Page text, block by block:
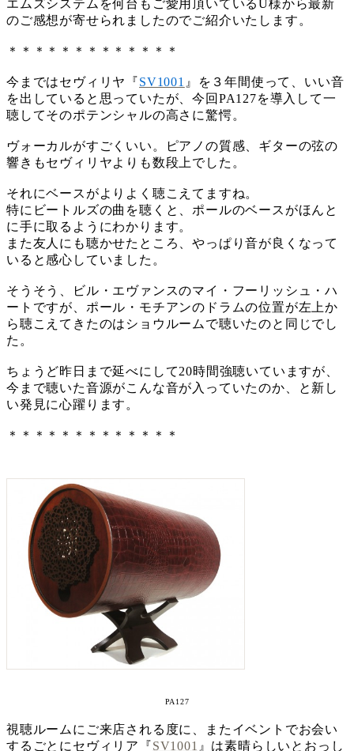
エムズシステムを何台もご愛用頂いているU様から最新
のご感想が寄せられましたのでご紹介いたします。
＊＊＊＊＊＊＊＊＊＊＊＊＊
今まではセヴィリヤ『SV1001 』を３年間使って、いい音
を出していると思っていたが、今回PA127を導入して一
聴してそのポテンシャルの高さに驚愕。
ヴォーカルがすごくいい。ピアノの質感、ギターの弦の
響きもセヴィリヤよりも数段上でした。
それにベースがよりよく聴こえてますね。
特にビートルズの曲を聴くと、ポールのベースがほんと
に手に取るようにわかります。
また友人にも聴かせたところ、やっぱり音が良くなって
いると感心していました。
そうそう、ビル・エヴァンスのマイ・フーリッシュ・ハ
ートですが、ポール・モチアンのドラムの位置が左上か
ら聴こえてきたのはショウルームで聴いたのと同じでし
た。
ちょうど昨日まで延べにして20時間強聴いていますが、
今まで聴いた音源がこんな音が入っていたのか、と新し
い発見に心躍ります。
＊＊＊＊＊＊＊＊＊＊＊＊＊
PA127
視聴ルームにご来店される度に、またイベントでお会い
するごとにセヴィリア『SV1001 』は素晴らしいとおっし